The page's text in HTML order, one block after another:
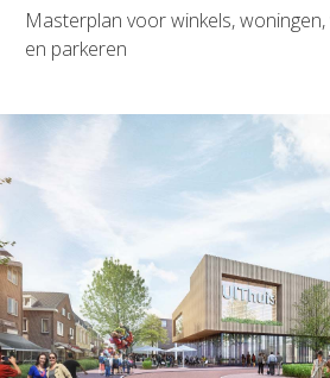
Masterplan voor winkels,
en parkeren